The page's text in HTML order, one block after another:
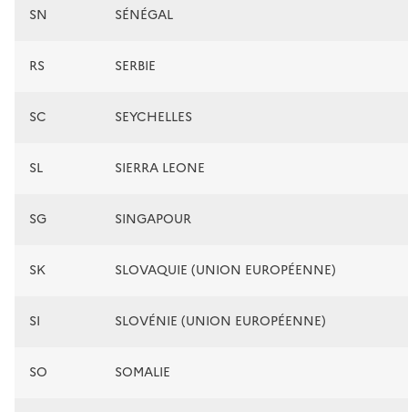
SN SÉNÉGAL
RS SERBIE
SC SEYCHELLES
SL SIERRA LEONE
SG SINGAPOUR
SK SLOVAQUIE (UNION EUROPÉENNE)
SI SLOVÉNIE (UNION EUROPÉENNE)
SO SOMALIE